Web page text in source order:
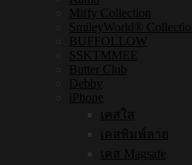
Miffy Collection
SmileyWorld® Collection
BUFFOLLOW
SSKTMMEE
Butter Club
Debby
iPhone
เคสใส
เคสพิมพ์ลาย
เคส Magsafe